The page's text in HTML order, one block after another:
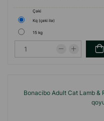
Çəki
Кq (çəki ilə)
15 kg
Bonacibo Adult Cat Lamb